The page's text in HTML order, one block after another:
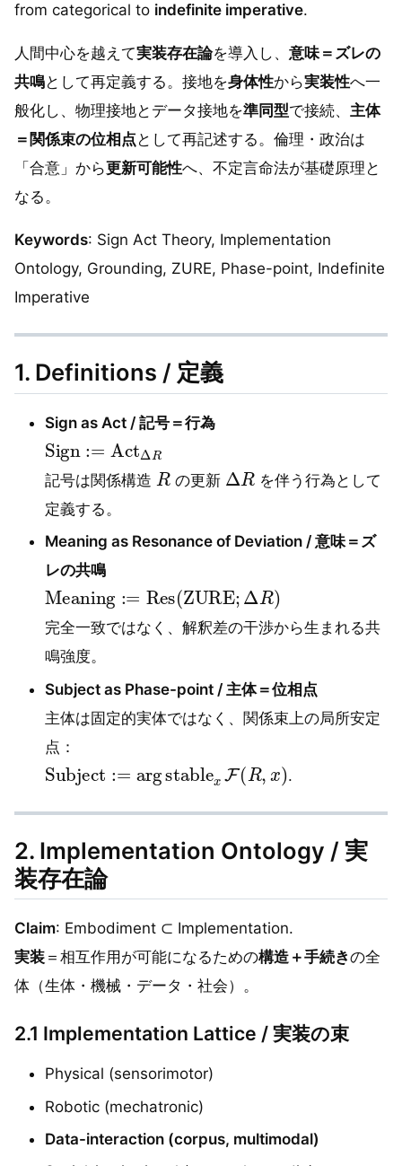
from categorical to indefinite imperative.
人間中心を越えて実装存在論を導入し、 意味＝ズレの
共鳴として再定義する。接地を身体性から実装性へ一
般化し、物理接地とデータ接地を準同型で接続、 主体
＝関係束の位相点 として再記述する。倫理・政治は
「合意」から更新可能性へ、不定言命法が基礎原理と
なる。
Keywords: Sign Act Theory, Implementation
Ontology, Grounding, ZURE, Phase-point, Indefinite
Imperative
1. Definitions / 定義
Sign as Act / 記号＝行為
Sign Act Δ
記号は関係構造
R
の更新
Δ R
を伴う行為として
定義する。
Meaning as Resonance of Deviation / 意味＝ズ
レの共鳴
Meaning Res ZURE;Δ R )
完全一致ではなく、解釈差の干渉から生まれる共
鳴強度。
Subject as Phase-point / 主体＝位相点
主体は固定的実体ではなく、関係束上の局所安定
点：
Subject stable F(R,x
.
2. Implementation Ontology / 実
装存在論
Claim: Embodiment ⊂ Implementation.
実装 ＝相互作用が可能になるための構造＋手続きの全
体（生体・機械・データ・社会）。
2.1 Implementation Lattice / 実装の束
Physical (sensorimotor)
Robotic (mechatronic)
Data-interaction (corpus, multimodal)